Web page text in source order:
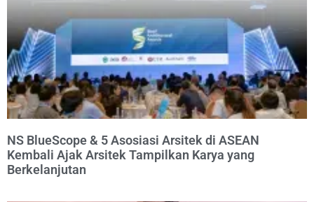
NS BlueScope & 5 Asosiasi Arsitek di ASEAN
Kembali Ajak Arsitek Tampilkan Karya yang
Berkelanjutan